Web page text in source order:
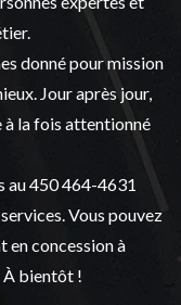
donné pour mission
Jour après jour,
à la fois attentionné
au450 464-4631
Vous pouvez
en concession à
. À bientôt !